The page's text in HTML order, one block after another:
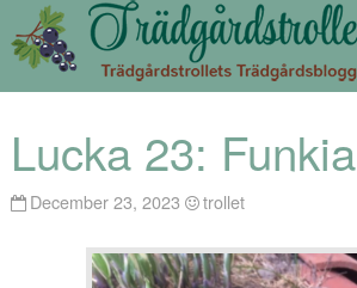
Lucka 23: Funkia
December 23, 2023 trollet